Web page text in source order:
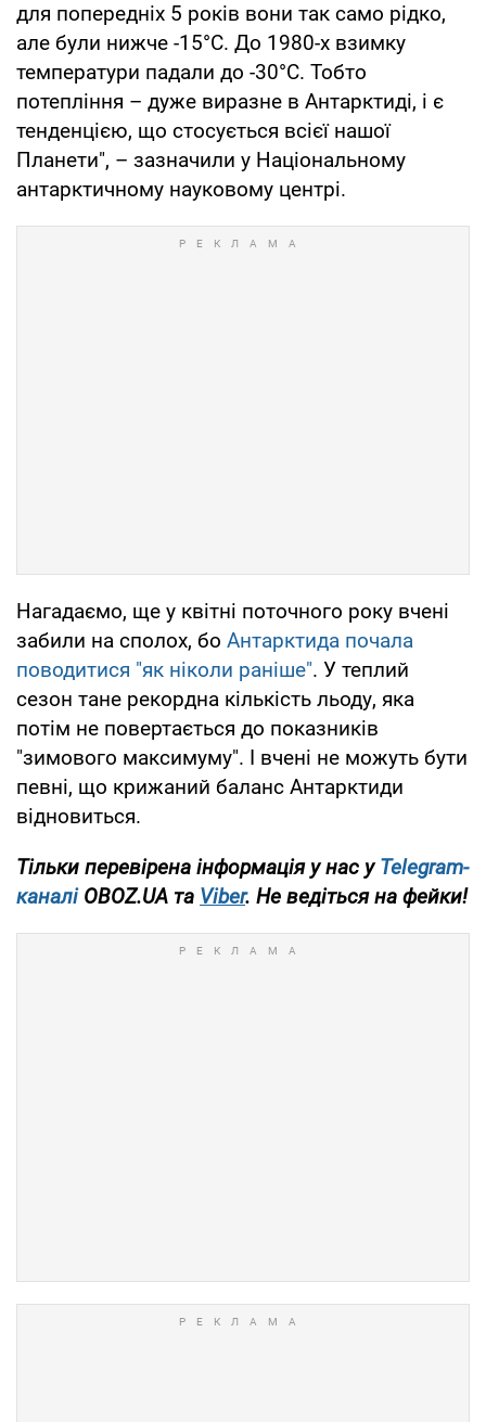
для попередніх 5 років вони так само рідко,
але були нижче -15°С. До 1980-х взимку
температури падали до -30°С. Тобто
потепління – дуже виразне в Антарктиді, і є
тенденцією, що стосується всієї нашої
Планети", – зазначили у Національному
антарктичному науковому центрі.
Нагадаємо, ще у квітні поточного року вчені
забили на сполох, бо Антарктида почала
поводитися "як ніколи раніше". У теплий
сезон тане рекордна кількість льоду, яка
потім не повертається до показників
"зимового максимуму". І вчені не можуть бути
певні, що крижаний баланс Антарктиди
відновиться.
Тільки перевірена інформація у нас уTelegram-
каналіOBOZ.UA та Viber. Не ведіться на фейки!